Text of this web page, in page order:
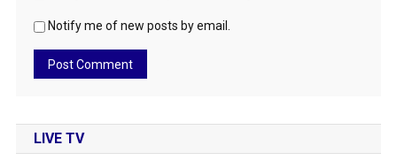
Notify me of new posts by email.
LIVE TV